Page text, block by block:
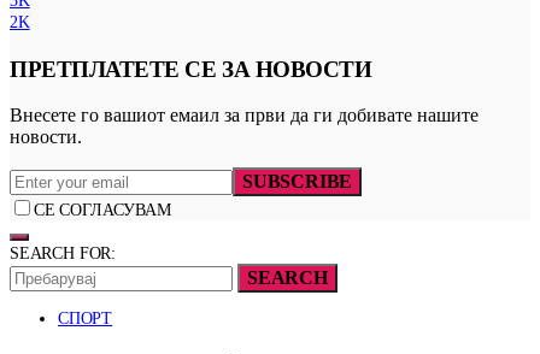
2K
ПРЕТПЛАТЕТЕ СЕ ЗА НОВОСТИ
Внесете го вашиот емаил за први да ги добивате нашите
новости.
SUBSCRIBE
СЕ СОГЛАСУВАМ
SEARCH FOR:
SEARCH
СПОРТ